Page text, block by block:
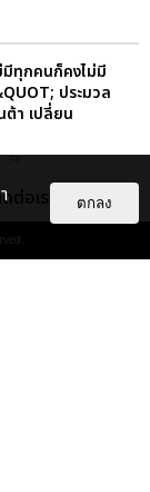
มีทุกคนก็คงไม่มี
ประมวล
ต้า เปลี่ยน
วันไหน ก็จะยังภูมิใจ
แจบอม&QUOT;
ต่อเรา ตกลง